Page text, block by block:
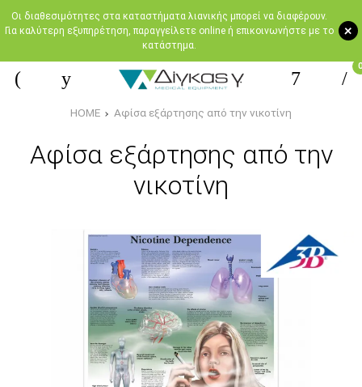
+
Oι διαθεσιμότητες στα καταστήματα λιανικής μπορεί να διαφέρουν.
Για καλύτερη εξυπηρέτηση, παραγγείλετε online ή επικοινωνήστε με το
κατάστημα.
0
HOME Αφίσα εξάρτησης από την νικοτίνη
Αφίσα εξάρτησης από την
νικοτίνη